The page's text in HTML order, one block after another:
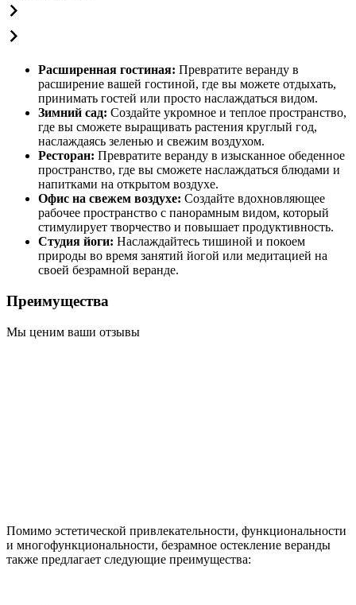
Расширенная гостиная: Превратите веранду в
расширение вашей гостиной, где вы можете отдыхать,
принимать гостей или просто наслаждаться видом.
Зимний сад: Создайте укромное и теплое пространство,
где вы сможете выращивать растения круглый год,
наслаждаясь зеленью и свежим воздухом.
Ресторан: Превратите веранду в изысканное обеденное
пространство, где вы сможете наслаждаться блюдами и
напитками на открытом воздухе.
Офис на свежем воздухе: Создайте вдохновляющее
рабочее пространство с панорамным видом, который
стимулирует творчество и повышает продуктивность.
Студия йоги: Наслаждайтесь тишиной и покоем
природы во время занятий йогой или медитацией на
своей безрамной веранде.
Преимущества
Мы ценим ваши отзывы
Помимо эстетической привлекательности, функциональности
и многофункциональности, безрамное остекление веранды
также предлагает следующие преимущества: